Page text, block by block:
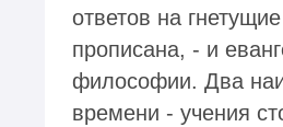
ответов на
прописана, - и
философии. Два
времени - учения